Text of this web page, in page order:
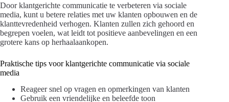
Door klantgerichte communicatie te verbeteren via sociale
media, kunt u betere relaties met uw klanten opbouwen en de
klanttevredenheid verhogen. Klanten zullen zich gehoord en
begrepen voelen, wat leidt tot positieve aanbevelingen en een
grotere kans op herhaalaankopen.
Praktische tips voor klantgerichte communicatie via sociale
media
Reageer snel op vragen en opmerkingen van klanten
Gebruik een vriendelijke en beleefde toon